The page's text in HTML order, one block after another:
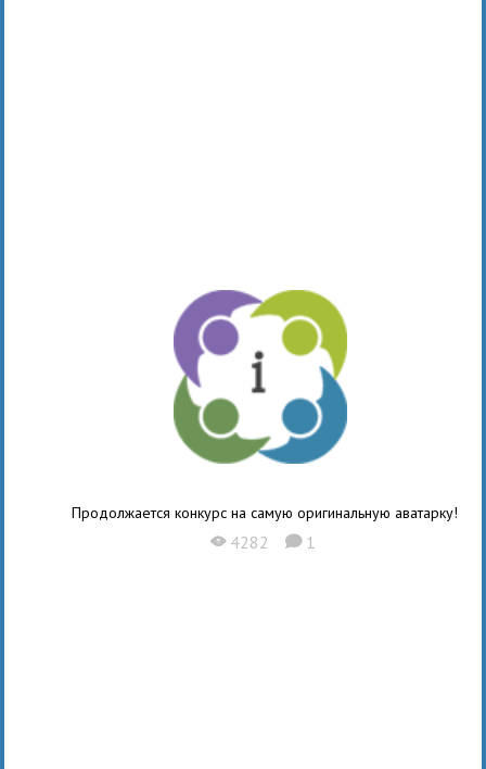
Продолжается конкурс на самую оригинальную аватарку!
X 4282 K 1